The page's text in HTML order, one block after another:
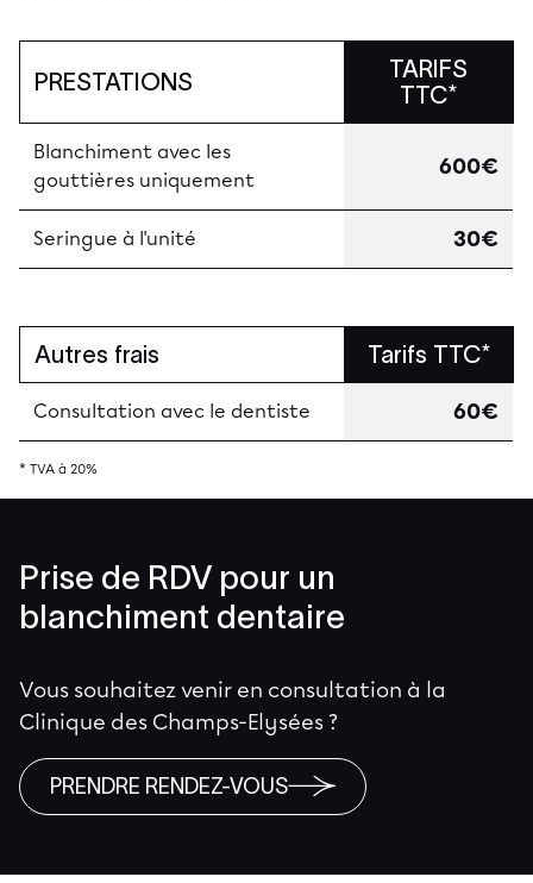
PRESTATIONS
TARIFS
TTC*
Blanchiment avec les
gouttières uniquement
600€
Seringue à l'unité 30€
Autres frais Tarifs TTC*
Consultation avec le dentiste 60€
* TVA à 20%
Prise de RDV pour un
blanchiment dentaire
Vous souhaitez venir en consultation à la
Clinique des Champs-Elysées ?
PRENDRE RENDEZ-VOUS